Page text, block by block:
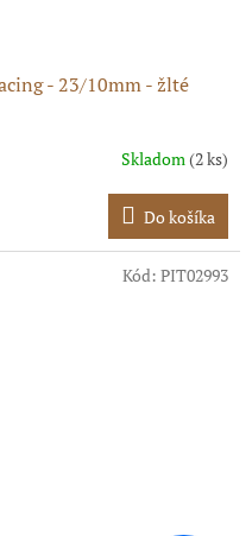
- 23/10mm - žlté
Skladom(2 ks)
Do košíka
Kód: PIT02993